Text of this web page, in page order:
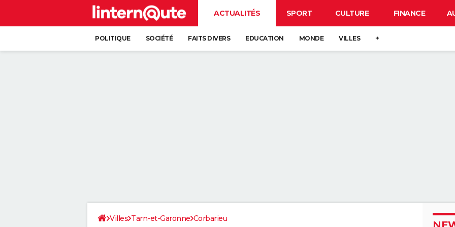
ACTUALITÉS SPORT CULTURE FINANCE
POLITIQUE SOCIÉTÉ FAITS DIVERS EDUCATION MONDE VILLES +
Villes Tarn-et-Garonne Corbarieu